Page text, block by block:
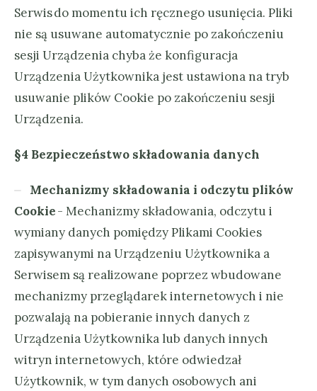
Serwis do momentu ich ręcznego usunięcia. Pliki
nie są usuwane automatycznie po zakończeniu
sesji Urządzenia chyba że konfiguracja
Urządzenia Użytkownika jest ustawiona na tryb
usuwanie plików Cookie po zakończeniu sesji
Urządzenia.
§4 Bezpieczeństwo składowania danych
Mechanizmy składowania i odczytu plików
Cookie- Mechanizmy składowania, odczytu i
wymiany danych pomiędzy Plikami Cookies
zapisywanymi na Urządzeniu Użytkownika a
Serwisem są realizowane poprzez wbudowane
mechanizmy przeglądarek internetowych i nie
pozwalają na pobieranie innych danych z
Urządzenia Użytkownika lub danych innych
witryn internetowych, które odwiedzał
Użytkownik, w tym danych osobowych ani